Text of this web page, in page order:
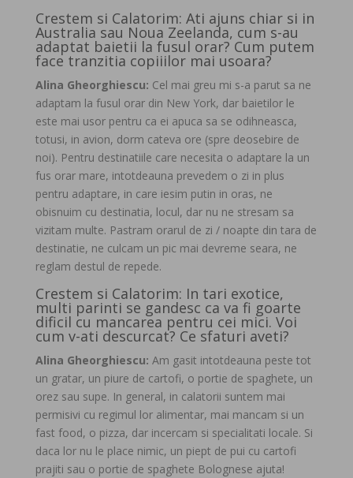
Crestem si Calatorim: Ati ajuns chiar si in
Australia sau Noua Zeelanda, cum s-au
adaptat baietii la fusul orar? Cum putem
face tranzitia copiiilor mai usoara?
Alina Gheorghiescu: Cel mai greu mi s-a parut sa ne
adaptam la fusul orar din New York, dar baietilor le
este mai usor pentru ca ei apuca sa se odihneasca,
totusi, in avion, dorm cateva ore (spre deosebire de
noi). Pentru destinatiile care necesita o adaptare la un
fus orar mare, intotdeauna prevedem o zi in plus
pentru adaptare, in care iesim putin in oras, ne
obisnuim cu destinatia, locul, dar nu ne stresam sa
vizitam multe. Pastram orarul de zi / noapte din tara de
destinatie, ne culcam un pic mai devreme seara, ne
reglam destul de repede.
Crestem si Calatorim: In tari exotice,
multi parinti se gandesc ca va fi goarte
dificil cu mancarea pentru cei mici. Voi
cum v-ati descurcat? Ce sfaturi aveti?
Alina Gheorghiescu: Am gasit intotdeauna peste tot
un gratar, un piure de cartofi, o portie de spaghete, un
orez sau supe. In general, in calatorii suntem mai
permisivi cu regimul lor alimentar, mai mancam si un
fast food, o pizza, dar incercam si specialitati locale. Si
daca lor nu le place nimic, un piept de pui cu cartofi
prajiti sau o portie de spaghete Bolognese ajuta!